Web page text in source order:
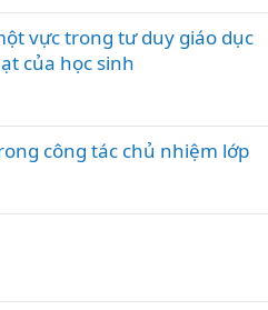
vực trong tư duy giáo dục
của học sinh
công tác chủ nhiệm lớp